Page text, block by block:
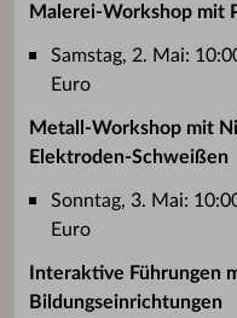
Malerei-Workshop mit
Samstag, 2. Mai:
Euro
Metall-Workshop mit
Elektroden-Schweißen
Sonntag, 3. Mai:
Euro
Interaktive Führungen
Bildungseinrichtungen